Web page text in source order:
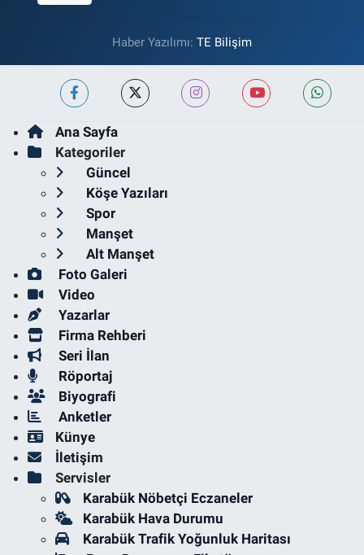
Haber Yazılımı: TE Bilişim
Ana Sayfa
Kategoriler
Güncel
Köşe Yazıları
Spor
Manşet
Alt Manşet
Foto Galeri
Video
Yazarlar
Firma Rehberi
Seri İlan
Röportaj
Biyografi
Anketler
Künye
İletişim
Servisler
Karabük Nöbetçi Eczaneler
Karabük Hava Durumu
Karabük Trafik Yoğunluk Haritası